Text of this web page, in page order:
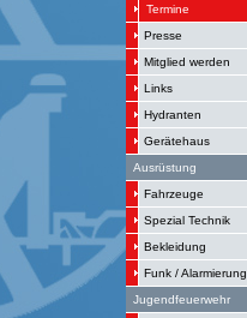
Termine
Presse
Mitglied werden
Links
Hydranten
Gerätehaus
Ausrüstung
Fahrzeuge
Spezial Technik
Bekleidung
Funk / Alarmierung
Jugendfeuerwehr